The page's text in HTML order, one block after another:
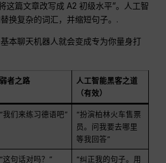
这篇文章改写成 A2 初级水平”。人工智
换复杂的词汇，并缩短句子。.
本聊天机器人就会变成专为你量身打
弱者之路
人工智能黑客之道
（有效）
“我们来练习德语吧”
“扮演柏林火车售票
员。问我要去哪里
等我回答”
“这句话对吗？”
“纠正我的句子。用